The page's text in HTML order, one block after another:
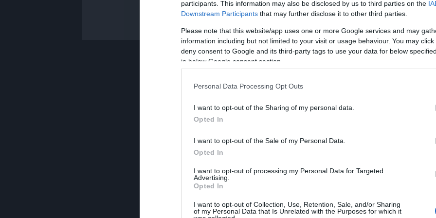
participants. This information may also be disclosed by us to third parties on the
Downstream Participants that may further disclose it to other third parties.
Please note that this website/app uses one or more Google services and may
information including but not limited to your visit or usage behaviour. You may
deny consent to Google and its third-party tags to use your data for below
in below Google consent section.
Personal Data Processing Opt Outs
I want to opt-out of the Sharing of my personal data.
Opted In
I want to opt-out of the Sale of my Personal Data.
Opted In
I want to opt-out of processing my Personal Data for Targeted
Advertising.
Opted In
I want to opt-out of Collection, Use, Retention, Sale, and/or Sharing
of my Personal Data that Is Unrelated with the Purposes for which it
Evil
Exodus
Fanatic
Fit For An
Fostartály (1
Godsleep (1
Grim Reaper
Harakiri
(1